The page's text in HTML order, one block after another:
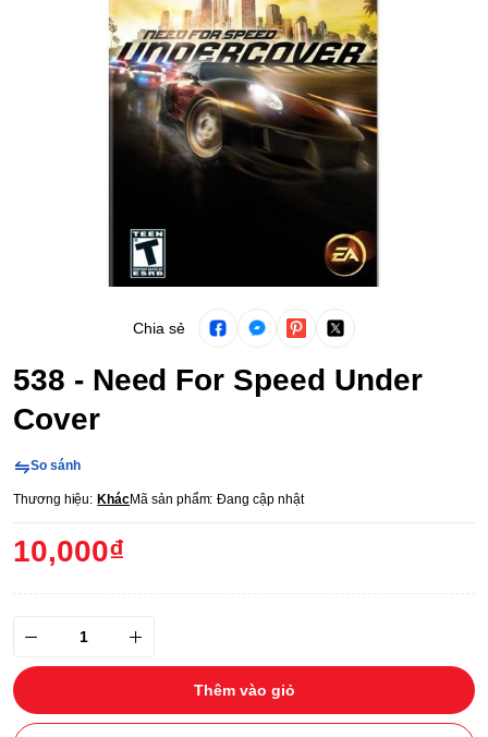
Chia sẻ
538 - Need For Speed Under
Cover
So sánh
Thương hiệu: KhácMã sản phẩm: Đang cập nhật
10,000₫
Thêm vào giỏ